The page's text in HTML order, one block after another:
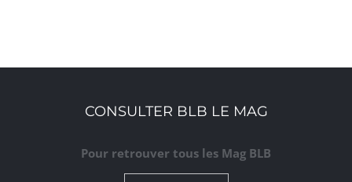
CONSULTER BLB LE MAG
Pour retrouver tous les Mag BLB